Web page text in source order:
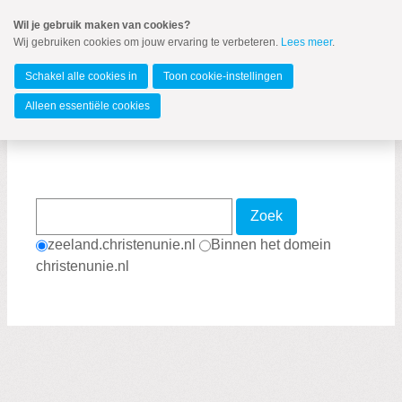
naar
Spring
de
inhoud
Spring
naar
Zeeland
MENU
Zoeken:
Zoek
zeeland.christenunie.nl
Binnen het domein
christenunie.nl
Wil je gebruik maken van cookies?
Wij gebruiken cookies om jouw ervaring te verbeteren. Lees meer.
Schakel alle cookies in Toon cookie-instellingen
Alleen essentiële cookies